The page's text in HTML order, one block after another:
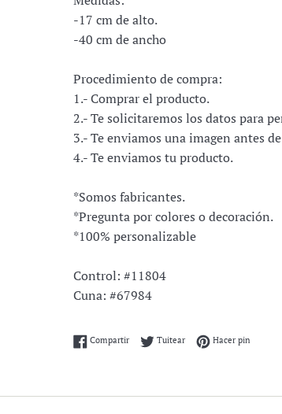
-17 cm de alto.
-40 cm de ancho
Procedimiento de compra:
1.- Comprar el producto.
2.- Te solicitaremos los datos para
3.- Te enviamos una imagen antes
4.- Te enviamos tu producto.
*Somos fabricantes.
*Pregunta por colores o decoración.
*100% personalizable
Control: #11804
Cuna: #67984
CompartirCompartir en Facebook
TuitearTuitear en Twitter
Hacer pin